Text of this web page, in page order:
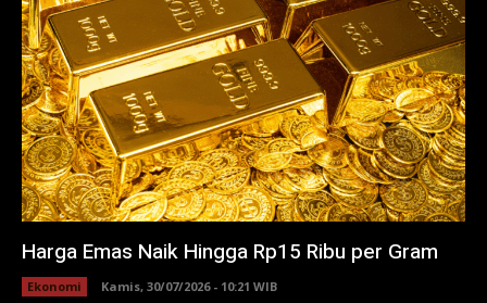
Harga Emas Naik Hingga Rp15 Ribu per Gram
Ekonomi Kamis, 30/07/2026 - 10:21 WIB